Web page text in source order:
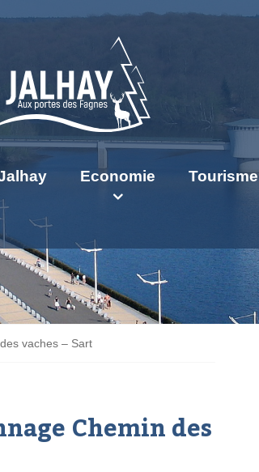
Economie Tourisme
vaches – Sart
Chemin des